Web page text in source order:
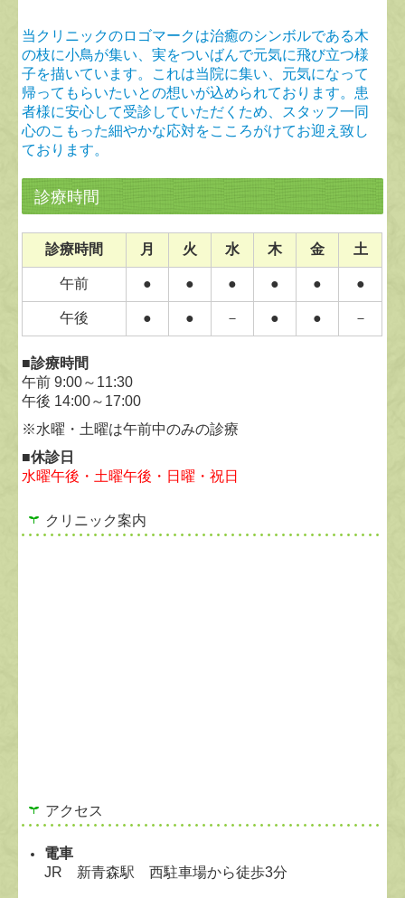
クリニック案内
アクセス
電車
JR 新青森駅 西駐車場から徒歩3分
当クリニックのロゴマークは治癒のシンボルである木
の枝に小鳥が集い、実をついばんで元気に飛び立つ様
子を描いています。これは当院に集い、元気になって
帰ってもらいたいとの想いが込められております。患
者様に安心して受診していただくため、スタッフ一同
心のこもった細やかな応対をこころがけてお迎え致し
ております。
診療時間
診療時間 月 火 水 木 金 土
午前 ● ● ● ● ● ●
午後 ● ● － ● ● －
■診療時間
午前 9:00～11:30
午後 14:00～17:00
※水曜・土曜は午前中のみの診療
■休診日
水曜午後・土曜午後・日曜・祝日